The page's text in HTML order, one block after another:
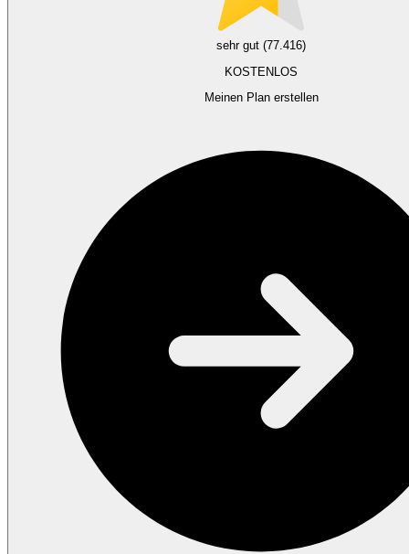
sehr gut (77.416)
KOSTENLOS
Meinen Plan erstellen